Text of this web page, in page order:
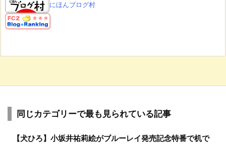
にほんブログ村
同じカテゴリーで最も見られている記事
【犬ひろ】小坂井祐莉絵がブルーレイ発売記念特番で机で